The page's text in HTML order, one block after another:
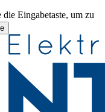
Eingabetaste, um zu